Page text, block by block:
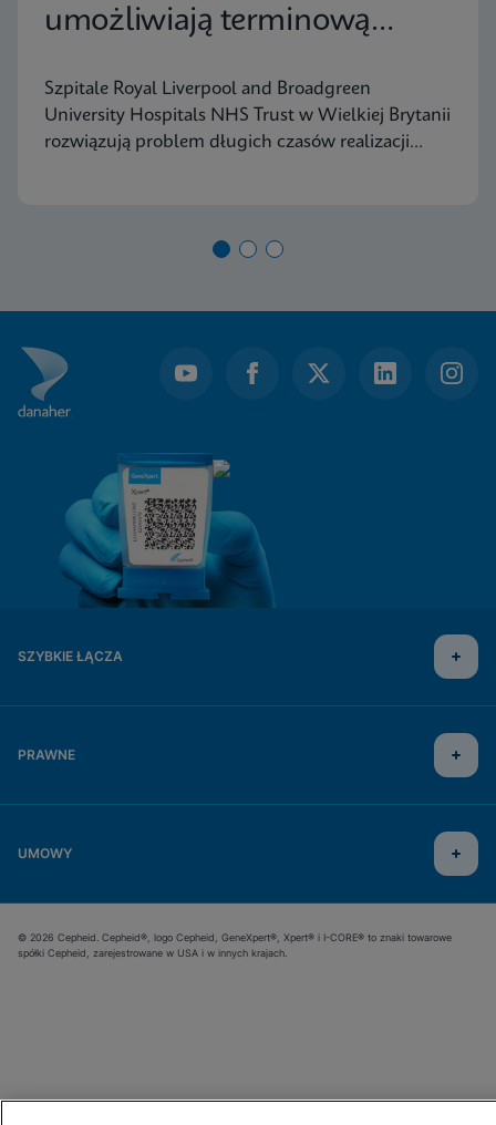
umożliwiają terminową
Szpitale Royal Liverpool and Broadgreen
University Hospitals NHS Trust w Wielkiej Brytanii
rozwiązują problem długich czasów realizacji
SZYBKIE ŁĄCZA
PRAWNE
UMOWY
© 2026 Cepheid. Cepheid®, logo Cepheid, GeneXpert®, Xpert® i I-CORE® to znaki towarowe
spółki Cepheid, zarejestrowane w USA i w innych krajach.